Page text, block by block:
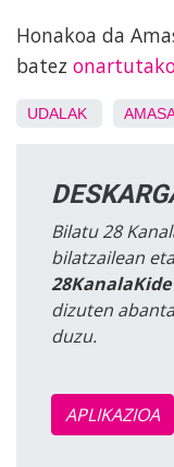
Honakoa da
batez
UDALAK
Bilatu 28
bilatzailean
28KanalaKide
dizuten
duzu.
APLIKAZIOA